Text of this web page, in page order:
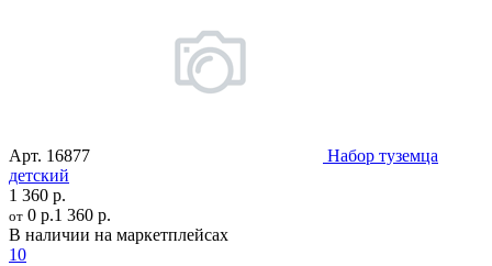
Арт. 16877
Набор туземца
детский
1 360 р.
от 0 р.1 360 р.
В наличии на маркетплейсах
10